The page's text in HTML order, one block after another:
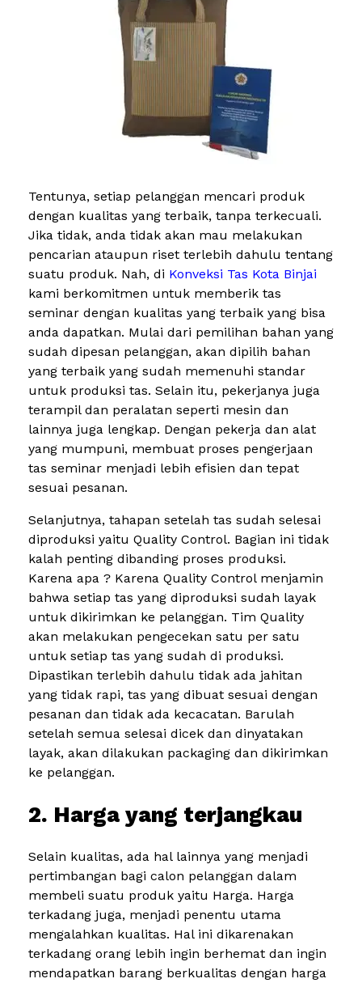
Tentunya, setiap pelanggan mencari produk
dengan kualitas yang terbaik, tanpa terkecuali.
Jika tidak, anda tidak akan mau melakukan
pencarian ataupun riset terlebih dahulu tentang
suatu produk. Nah, di Konveksi Tas Kota Binjai
kami berkomitmen untuk memberik tas
seminar dengan kualitas yang terbaik yang bisa
anda dapatkan. Mulai dari pemilihan bahan yang
sudah dipesan pelanggan, akan dipilih bahan
yang terbaik yang sudah memenuhi standar
untuk produksi tas. Selain itu, pekerjanya juga
terampil dan peralatan seperti mesin dan
lainnya juga lengkap. Dengan pekerja dan alat
yang mumpuni, membuat proses pengerjaan
tas seminar menjadi lebih efisien dan tepat
sesuai pesanan.
Selanjutnya, tahapan setelah tas sudah selesai
diproduksi yaitu Quality Control. Bagian ini tidak
kalah penting dibanding proses produksi.
Karena apa ? Karena Quality Control menjamin
bahwa setiap tas yang diproduksi sudah layak
untuk dikirimkan ke pelanggan. Tim Quality
akan melakukan pengecekan satu per satu
untuk setiap tas yang sudah di produksi.
Dipastikan terlebih dahulu tidak ada jahitan
yang tidak rapi, tas yang dibuat sesuai dengan
pesanan dan tidak ada kecacatan. Barulah
setelah semua selesai dicek dan dinyatakan
layak, akan dilakukan packaging dan dikirimkan
ke pelanggan.
2. Harga yang terjangkau
Selain kualitas, ada hal lainnya yang menjadi
pertimbangan bagi calon pelanggan dalam
membeli suatu produk yaitu Harga. Harga
terkadang juga, menjadi penentu utama
mengalahkan kualitas. Hal ini dikarenakan
terkadang orang lebih ingin berhemat dan ingin
mendapatkan barang berkualitas dengan harga